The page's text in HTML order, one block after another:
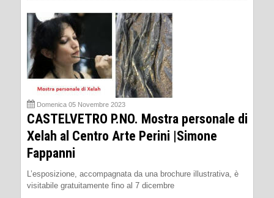
Domenica 05 Novembre 2023
CASTELVETRO P.NO. Mostra personale di
Xelah al Centro Arte Perini |Simone
Fappanni
L’esposizione, accompagnata da una brochure illustrativa, è
visitabile gratuitamente fino al 7 dicembre